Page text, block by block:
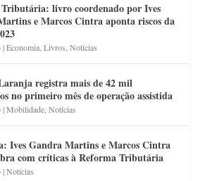
livro coordenado por Ives
e Marcos Cintra aponta riscos da
|Economia,Livros,Notícias
registra mais de 42 mil
no primeiro mês de operação assistida
|Mobilidade,Notícias
Ives Gandra Martins e Marcos Cintra
com críticas à Reforma Tributária
|Notícias